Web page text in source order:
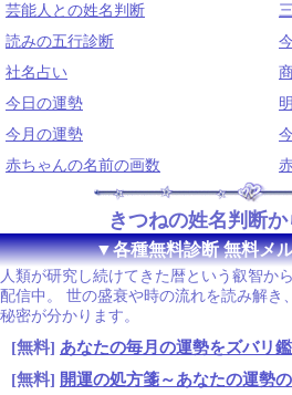
芸能人との姓名判断
読みの五行診断
社名占い
今日の運勢
今月の運勢
赤ちゃんの名前の画数
きつねの姓名判断
▼各種無料診断 無料メ
人類が研究し続けてきた暦という叡智か
配信中。 世の盛衰や時の流れを読み解き
秘密が分かります。
[無料] あなたの毎月の運勢をズバリ鑑
[無料] 開運の処方箋～あなたの運勢の